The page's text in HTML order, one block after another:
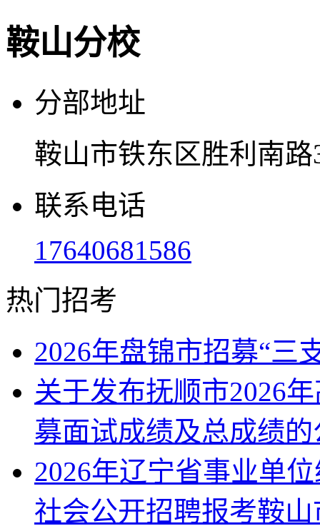
鞍山分校
分部地址
鞍山市铁东区胜利南
联系电话
17640681586
热门招考
2026年盘锦市招募“三
关于发布抚顺市2026
募面试成绩及总成绩的
2026年辽宁省事业单
社会公开招聘报考鞍